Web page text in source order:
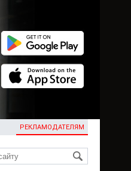
РЕКЛАМОДАТЕЛЯМ
KG